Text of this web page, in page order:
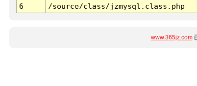
6
/source/class/jzmysql.class.php
www.365jz.com